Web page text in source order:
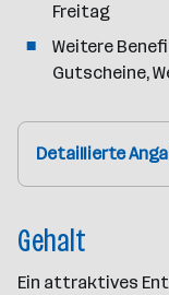
Freitag
Weitere
Gutscheine,
Detaillierte
Gehalt
Ein attraktives